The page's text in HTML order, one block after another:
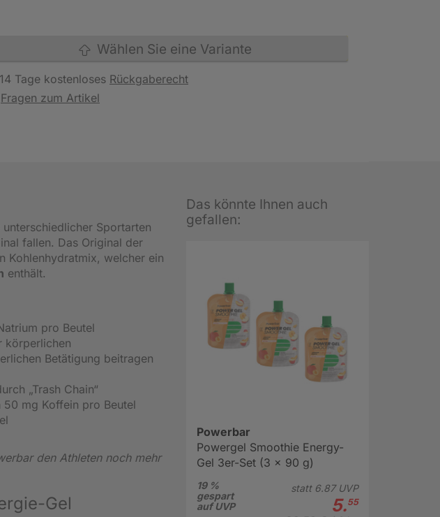
Wählen Sie eine Variante
14 Tage kostenloses Rückgaberecht
Fragen zum Artikel
Sportarten
fallen. Das Original der
Kohlenhydratmix, welcher ein
enthält.
pro Beutel
körperlichen
Betätigung beitragen
„Trash Chain“
50 mg Koffein pro Beutel
den Athleten noch mehr
Gel
Das könnte Ihnen auch
gefallen:
Powerbar
Powergel Smoothie Energy-
Gel 3er-Set (3 x 90 g)
19 %
gespart
auf UVP
statt 6.87UVP
5.55